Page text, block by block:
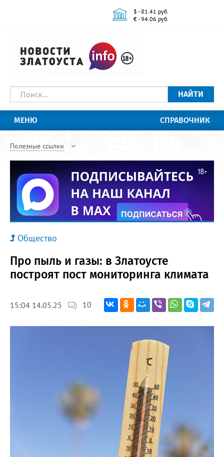
$ - 81.41 руб.
€ - 94.06 руб.
НАЙТИ
МЕНЮ СПРАВОЧНИК
Полезные ссылки
Общество
Про пыль и газы: в Златоусте
построят пост мониторинга климата
15:04 14.05.25 10